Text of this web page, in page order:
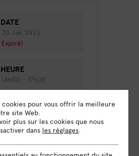
DATE
20 Jan 2023
Expiré!
HEURE
14h00 - 17h00
LIEU
Visio
CATÉGORIE
cookies pour vous offrir la meilleure
site Web.
plus sur les cookies que nous
dans les réglages.